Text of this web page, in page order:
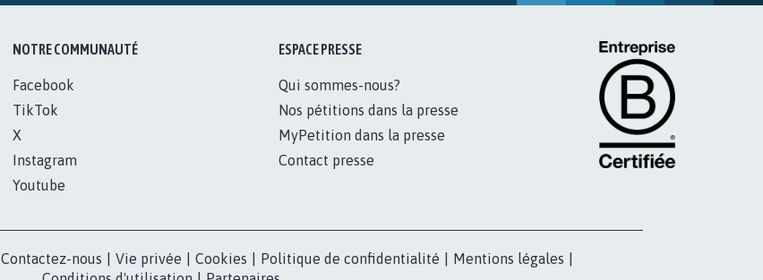
NOTRE COMMUNAUTÉ
Facebook
TikTok
X
Instagram
Youtube
ESPACE PRESSE
Qui sommes-nous?
Nos pétitions dans la presse
MyPetition dans la presse
Contact presse
Contactez-nous Vie privée Cookies Politique de confidentialité Mentions légales